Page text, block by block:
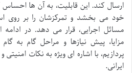
ارسال کند. این قابلیت، به آن ها
خود می بخشد و تمرکزشان را بر روی
مسائل اجرایی، قرار می دهد. در ادامه
مزایا، پیش نیازها و مراحل گام به
پردازیم، با اشاره ای ویژه به نکات
ایرانی.